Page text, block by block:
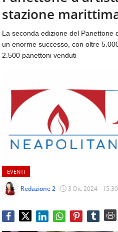
aggiornamenti
quotidiani
temi
come
ospitalità,
&
beverage,
catering
e
quotidiani
mondo
dell'alimentazione,
dei
consumi
CONTATTI
stazione
La seconda edizione del Panettone
un enorme successo, con oltre
2.500 panettoni venduti
EVENTI
Redazione 2 3 Dic 2024 - 15:30